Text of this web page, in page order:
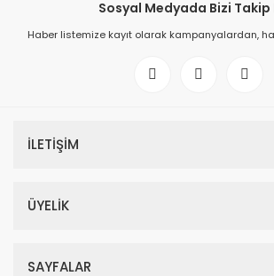
Sosyal Medyada Bizi Takip
Haber listemize kayıt olarak kampanyalardan,
İLETİŞİM
ÜYELİK
SAYFALAR